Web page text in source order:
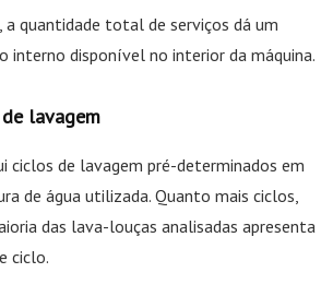
a quantidade total de serviços dá um
interno disponível no interior da máquina.
lavagem
ciclos de lavagem pré-determinados em
de água utilizada. Quanto mais ciclos,
das lava-louças analisadas apresenta
ciclo.